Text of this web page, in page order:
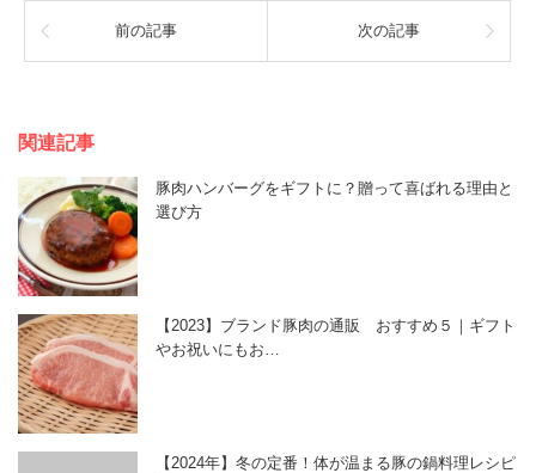
前の記事 次の記事
関連記事
豚肉ハンバーグをギフトに？贈って喜ばれる理由と
選び方
【2023】ブランド豚肉の通販 おすすめ５｜ギフト
やお祝いにもお…
【2024年】冬の定番！体が温まる豚の鍋料理レシピ